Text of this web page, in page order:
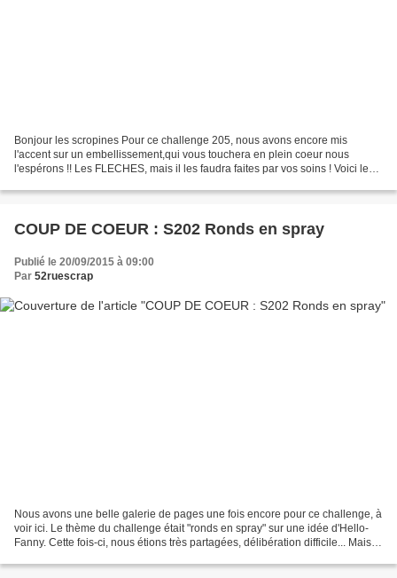
Bonjour les scropines Pour ce challenge 205, nous avons encore mis
l'accent sur un embellissement,qui vous touchera en plein coeur nous
l'espérons !! Les FLECHES, mais il les faudra faites par vos soins ! Voici les
COUP DE COEUR : S202 Ronds en spray
Publié le 20/09/2015 à 09:00
Par 52ruescrap
Nous avons une belle galerie de pages une fois encore pour ce challenge, à
voir ici. Le thème du challenge était "ronds en spray" sur une idée d'Hello-
Fanny. Cette fois-ci, nous étions très partagées, délibération difficile... Mais